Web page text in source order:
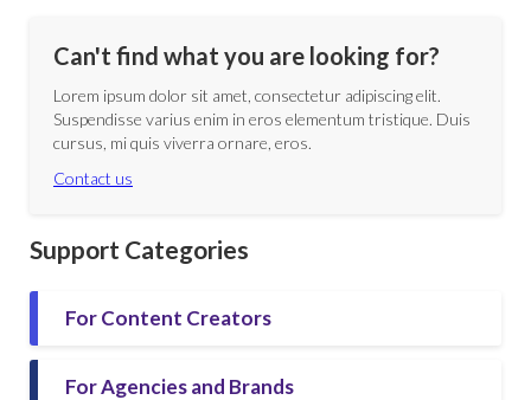
Can't find what you are looking for?
Lorem ipsum dolor sit amet, consectetur adipiscing elit.
Suspendisse varius enim in eros elementum tristique. Duis
cursus, mi quis viverra ornare, eros.
Contact us
Support Categories
For Content Creators
For Agencies and Brands